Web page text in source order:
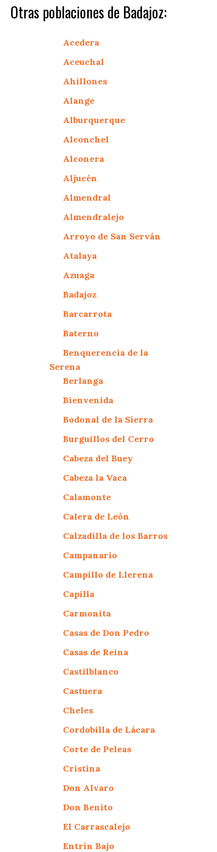
Otras poblaciones de Badajoz:
Acedera
Aceuchal
Ahillones
Alange
Alburquerque
Alconchel
Alconera
Aljucén
Almendral
Almendralejo
Arroyo de San Serván
Atalaya
Azuaga
Badajoz
Barcarrota
Baterno
Benquerencia de la
Serena
Berlanga
Bienvenida
Bodonal de la Sierra
Burguillos del Cerro
Cabeza del Buey
Cabeza la Vaca
Calamonte
Calera de León
Calzadilla de los Barros
Campanario
Campillo de Llerena
Capilla
Carmonita
Casas de Don Pedro
Casas de Reina
Castilblanco
Castuera
Cheles
Cordobilla de Lácara
Corte de Peleas
Cristina
Don Alvaro
Don Benito
El Carrascalejo
Entrín Bajo